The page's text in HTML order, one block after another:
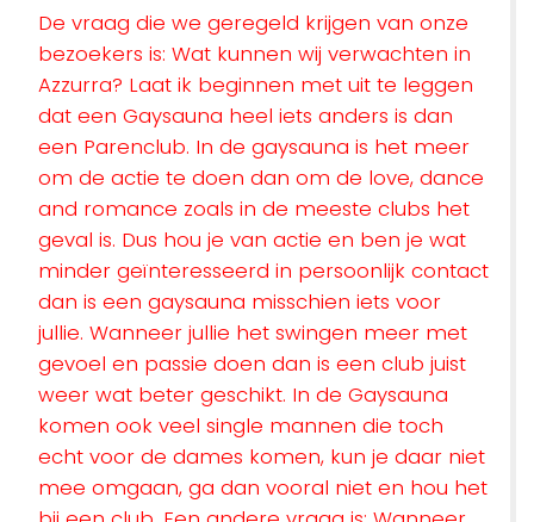
De vraag die we geregeld krijgen van onze
bezoekers is: Wat kunnen wij verwachten in
Azzurra? Laat ik beginnen met uit te leggen
dat een Gaysauna heel iets anders is dan
een Parenclub. In de gaysauna is het meer
om de actie te doen dan om de love, dance
and romance zoals in de meeste clubs het
geval is. Dus hou je van actie en ben je wat
minder geïnteresseerd in persoonlijk contact
dan is een gaysauna misschien iets voor
jullie. Wanneer jullie het swingen meer met
gevoel en passie doen dan is een club juist
weer wat beter geschikt. In de Gaysauna
komen ook veel single mannen die toch
echt voor de dames komen, kun je daar niet
mee omgaan, ga dan vooral niet en hou het